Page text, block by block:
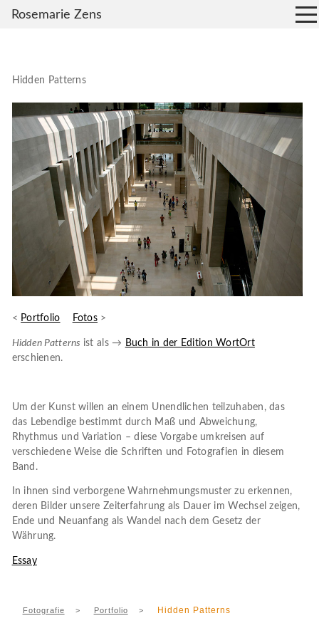
Hidden Patterns
< Portfolio Fotos >
Hidden Patterns ist als → Buch in der Edition WortOrt
erschienen.
Um der Kunst willen an einem Unendlichen teilzuhaben, das
das Lebendige bestimmt durch Maß und Abweichung,
Rhythmus und Variation – diese Vorgabe umkreisen auf
verschiedene Weise die Schriften und Fotografien in diesem
Band.
In ihnen sind verborgene Wahrnehmungsmuster zu erkennen,
deren Bilder unsere Zeiterfahrung als Dauer im Wechsel zeigen,
Ende und Neuanfang als Wandel nach dem Gesetz der
Währung.
Essay
Fotografie > Portfolio > Hidden Patterns
Rosemarie Zens